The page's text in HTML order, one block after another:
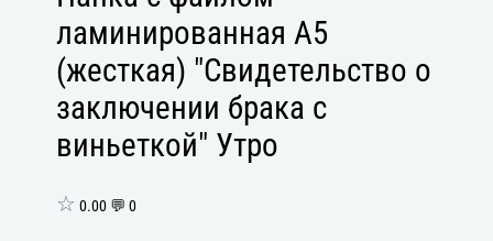
ламинированная А5
(жесткая) "Свидетельство о
заключении брака с
виньеткой" Утро
☆ 0.00 💬 0